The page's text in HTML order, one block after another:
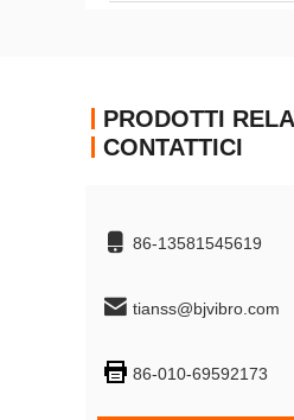
PRODOTTI
CONTATTICI
86-13581545619
tianss@bjvibro.com
86-010-69592173